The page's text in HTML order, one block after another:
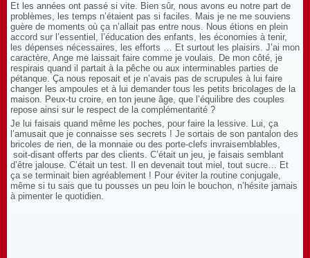
Et les années ont passé si vite. Bien sûr, nous avons eu notre part de
problèmes, les temps n’étaient pas si faciles. Mais je ne me souviens
guère de moments où ça n’allait pas entre nous. Nous étions en plein
accord sur l’essentiel, l’éducation des enfants, les économies à tenir,
les dépenses nécessaires, les efforts … Et surtout les plaisirs. J’ai mon
caractère, Ange me laissait faire comme je voulais. De mon côté, je
respirais quand il partait à la pêche ou aux interminables parties de
pétanque. Ça nous reposait et je n’avais pas de scrupules à lui faire
changer les ampoules et à lui demander tous les petits bricolages de la
maison. Peux-tu croire, en ton jeune âge, que l’équilibre des couples
repose ainsi sur le respect de la complémentarité ?
Je lui faisais quand même les poches, pour faire la lessive. Lui, ça
l’amusait que je connaisse ses secrets ! Je sortais de son pantalon des
bricoles de rien, de la monnaie ou des porte-clefs invraisemblables,
soit-disant offerts par des clients. C’était un jeu, je faisais semblant
d’être jalouse. C’était un test. Il en devenait tout miel, tout sucre… Et
ça se terminait bien agréablement ! Pour éviter la routine conjugale,
même si tu sais que tu pousses un peu loin le bouchon, n’hésite jamais
à pimenter le quotidien.